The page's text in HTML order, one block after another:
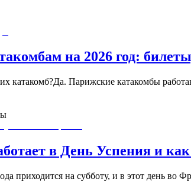
на 2026 год:
катакомб?Да. Парижские катакомбы
в День Успения и
приходится на субботу, и в этот день во